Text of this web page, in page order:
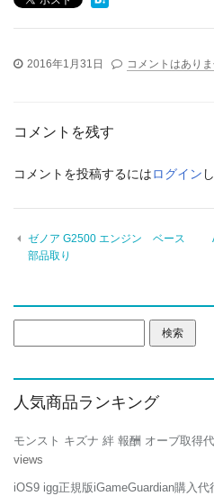
2016年1月31日 コメントはありま
コメントを残す
コメントを投稿するにはログイン
ゼノア G2500 エンジン ベース
部品取り
索:
人気商品ランキング
モンスト キズナ 絆 報酬 オーブ取得
views
iOS9 igg正規版iGameGuardian購入